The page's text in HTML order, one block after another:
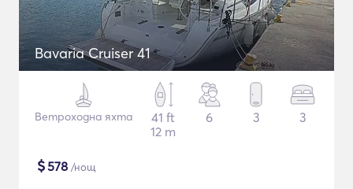
Bavaria Cruiser 41
Ветроходна яхта
41 ft
12 m
6 3 3
$578 /нощ